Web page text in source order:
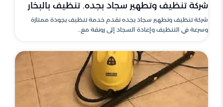
شركة تنظيف وتطهير سجاد بجده. تنظيف بالبخار
شركة تنظيف وتطهير سجاد بجده نقدم خدمة تنظيف بجودة ممتازة
وسرعة في التنظيف وإعادة السجاد إلى رونقة مع..